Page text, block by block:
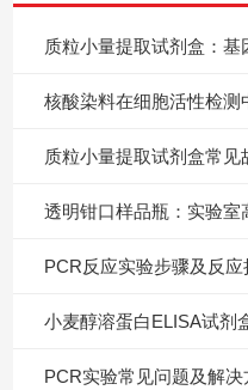
质粒小量提取试剂盒：
核酸染料在细胞活性检测
质粒小量提取试剂盒常见
透明钳口样品瓶：实验
PCR反应实验步骤及反
小麦醇溶蛋白ELISA试剂
PCR实验常见问题及解决